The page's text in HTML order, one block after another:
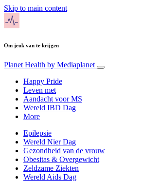
Skip to main content
Om jeuk van te krijgen
Planet Health by Mediaplanet
Happy Pride
Leven met
Aandacht voor MS
Wereld IBD Dag
More
Epilepsie
Wereld Nier Dag
Gezondheid van de vrouw
Obesitas & Overgewicht
Zeldzame Ziekten
Wereld Aids Dag